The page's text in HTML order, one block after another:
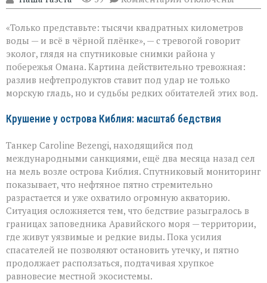
записи
в
море:
угроза
для
хрупкой
природы
«Только представьте: тысячи квадратных километров
воды — и всё в чёрной плёнке», — с тревогой говорит
эколог, глядя на спутниковые снимки района у
побережья Омана. Картина действительно тревожная:
разлив нефтепродуктов ставит под удар не только
морскую гладь, но и судьбы редких обитателей этих вод.
Крушение у острова Киблия: масштаб бедствия
Танкер Caroline Bezengi, находящийся под
международными санкциями, ещё два месяца назад сел
на мель возле острова Киблия. Спутниковый мониторинг
показывает, что нефтяное пятно стремительно
разрастается и уже охватило огромную акваторию.
Ситуация осложняется тем, что бедствие разыгралось в
границах заповедника Аравийского моря — территории,
где живут уязвимые и редкие виды. Пока усилия
спасателей не позволяют остановить утечку, и пятно
продолжает расползаться, подтачивая хрупкое
равновесие местной экосистемы.